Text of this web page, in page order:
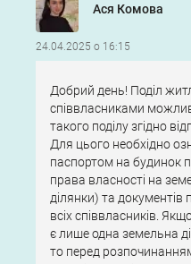
Ася Комова
24.04.2025 о 16:15
Добрий день! Поділ
співвласниками
такого поділу згідно
Для цього необхідно
паспортом на будинок
права власності на
ділянки) та документів
всіх співвласників.
є лише одна земельна
то перед